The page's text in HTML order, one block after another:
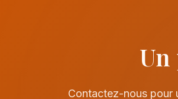
Un
Contactez-nous pour